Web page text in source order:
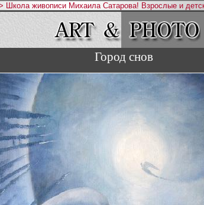
Школа живописи Михаила Сатарова! Взрослые и
Город снов